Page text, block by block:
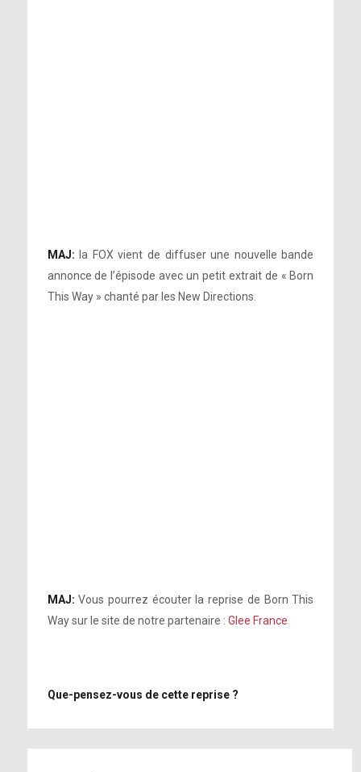
MAJ: la FOX vient de diffuser une nouvelle bande
annonce de l’épisode avec un petit extrait de « Born
This Way » chanté par les New Directions.
MAJ: Vous pourrez écouter la reprise de Born This
Way sur le site de notre partenaire : Glee France
Que-pensez-vous de cette reprise ?